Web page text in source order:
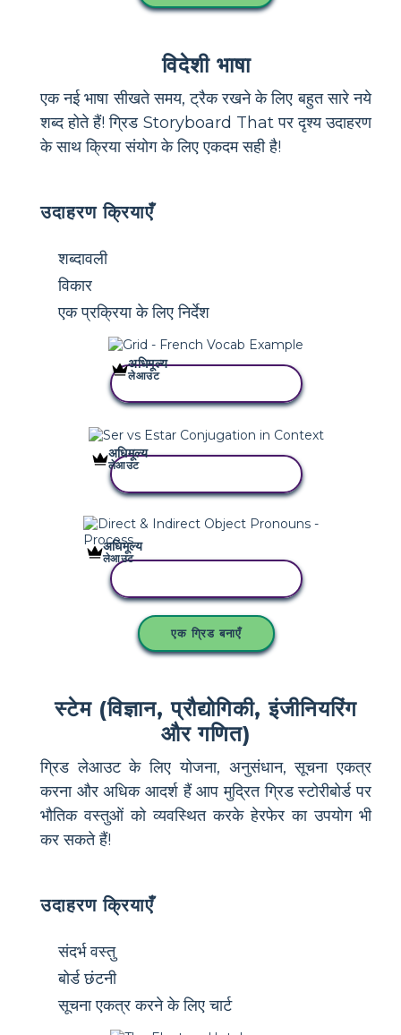
विदेशी भाषा
एक नई भाषा सीखते समय, ट्रैक रखने के लिए बहुत सारे नये
शब्द होते हैं! ग्रिड Storyboard That पर दृश्य उदाहरण
के साथ क्रिया संयोग के लिए एकदम सही है!
उदाहरण क्रियाएँ
शब्दावली
विकार
एक प्रक्रिया के लिए निर्देश
इस स्टोरीबोर्ड को कॉपी करें
अधिमूल्य
लेआउट
इस स्टोरीबोर्ड को कॉपी करें
अधिमूल्य
लेआउट
अधिमूल्य
लेआउट
एक ग्रिड बनाएँ
स्टेम (विज्ञान, प्रौद्योगिकी, इंजीनियरिंग
और गणित)
ग्रिड लेआउट के लिए योजना, अनुसंधान, सूचना एकत्र
करना और अधिक आदर्श हैं आप मुद्रित ग्रिड स्टोरीबोर्ड पर
भौतिक वस्तुओं को व्यवस्थित करके हेरफेर का उपयोग भी
कर सकते हैं!
उदाहरण क्रियाएँ
संदर्भ वस्तु
बोर्ड छंटनी
सूचना एकत्र करने के लिए चार्ट